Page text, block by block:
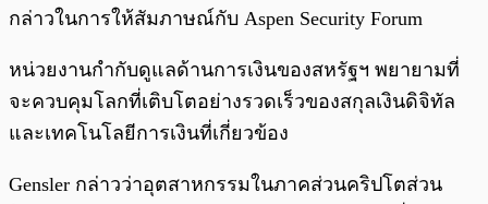
กล่าวในการให้สัมภาษณ์กับ Aspen Security Forum
หน่วยงานกำกับดูแลด้านการเงินของสหรัฐฯ พยายามที่
จะควบคุมโลกที่เติบโตอย่างรวดเร็วของสกุลเงินดิจิทัล
และเทคโนโลยีการเงินที่เกี่ยวข้อง
Gensler กล่าวว่าอุตสาหกรรมในภาคส่วนคริปโตส่วน